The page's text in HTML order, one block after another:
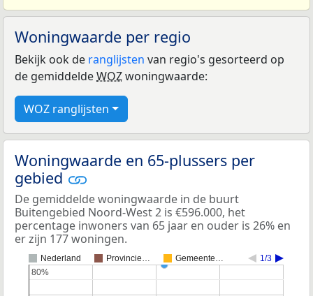
Woningwaarde per regio
Bekijk ook de ranglijsten van regio's gesorteerd op
de gemiddeldeWOZwoningwaarde:
WOZ ranglijsten
Woningwaarde en 65-plussers per
gebied
De gemiddelde woningwaarde in de buurt
Buitengebied Noord-West 2 is €596.000, het
percentage inwoners van 65 jaar en ouder is 26% en
er zijn 177 woningen.
Nederland Provincie… Gemeente… 1/3
80%
80%